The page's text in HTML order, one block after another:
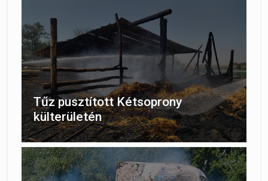
Tűz pusztított Kétsoprony
külterületén